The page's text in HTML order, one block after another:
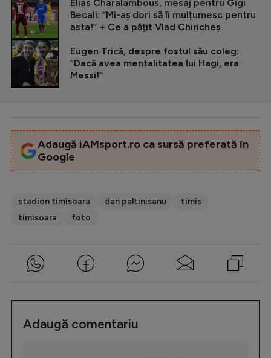
Elias Charalambous, mesaj pentru Gigi
Becali: ”Mi-aș dori să îi mulțumesc pentru
asta!” + Ce a pățit Vlad Chiricheș
Eugen Trică, despre fostul său coleg:
”Dacă avea mentalitatea lui Hagi, era
Messi!”
Adaugă iAMsport.ro ca sursă preferată în
Google
stadion timisoara dan paltinisanu
timis
timisoara
foto
Adaugă comentariu